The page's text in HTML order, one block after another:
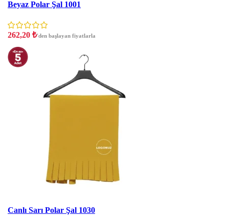
Beyaz Polar Şal 1001
262,20 ₺'den başlayan fiyatlarla
Canlı Sarı Polar Şal 1030